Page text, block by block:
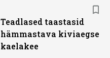
Teadlased taastasid
hämmastava kiviaegse
kaelakee